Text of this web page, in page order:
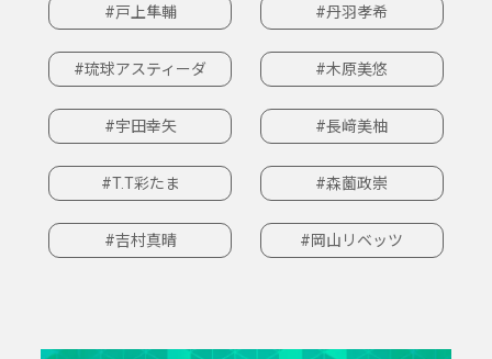
#戸上隼輔 #丹羽孝希
#琉球アスティーダ #木原美悠
#宇田幸矢 #長﨑美柚
#T.T彩たま #森薗政崇
#吉村真晴 #岡山リベッツ